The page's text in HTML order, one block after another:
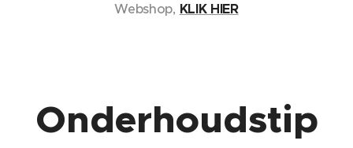
Webshop, KLIK HIER
Onderhoudstip